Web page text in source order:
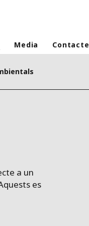
Media Contacte
a un
es